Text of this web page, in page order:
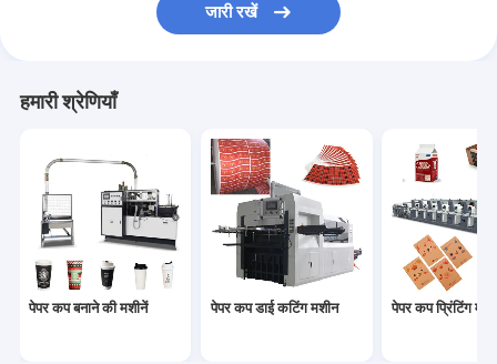
पेपर प्लेट बनाने की मशीन
कागज काटने की मशीनें
कप ढक्कन मशीन
पेपर कप कच्चा माल
जारी रखें
हमारी श्रेणियाँ
पेपर कप बनाने की मशीनें पेपर कप डाई कटिंग मशीन पेपर कप प्रिंटिंग